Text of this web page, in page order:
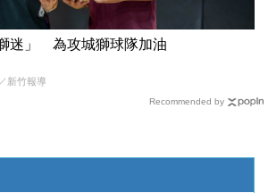
迷」 為攻城獅球隊加油
新竹報導
Recommended by